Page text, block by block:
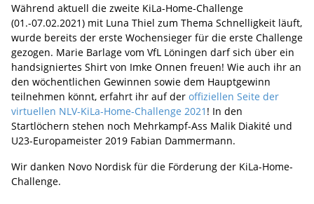
Während aktuell die zweite KiLa-Home-Challenge
(01.-07.02.2021) mit Luna Thiel zum Thema Schnelligkeit läuft,
wurde bereits der erste Wochensieger für die erste Challenge
gezogen. Marie Barlage vom VfL Löningen darf sich über ein
handsigniertes Shirt von Imke Onnen freuen! Wie auch ihr an
den wöchentlichen Gewinnen sowie dem Hauptgewinn
teilnehmen könnt, erfahrt ihr auf der offiziellen Seite der
virtuellen NLV-KiLa-Home-Challenge 2021 ! In den
Startlöchern stehen noch Mehrkampf-Ass Malik Diakité und
U23-Europameister 2019 Fabian Dammermann.
Wir danken Novo Nordisk für die Förderung der KiLa-Home-
Challenge.